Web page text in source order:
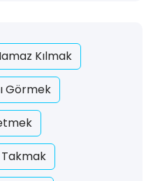
Kılmak
Görmek
Takmak